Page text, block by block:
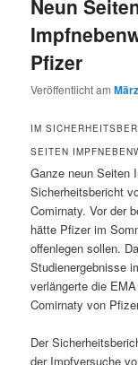
Neun
Pfizer
Veröffentlicht am
IM
SEITEN
Ganze neun Seiten
Sicherheitsbericht
Comirnaty. Vor der
hätte Pfizer im
offenlegen sollen.
Studienergebnisse
verlängerte die
Comirnaty von
Der
der Impfversuche